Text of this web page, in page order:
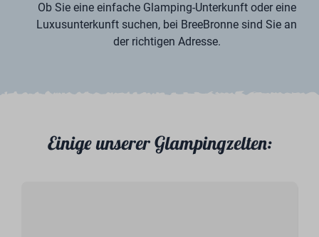
Ob Sie eine einfache Glamping-Unterkunft oder eine
Luxusunterkunft suchen, bei BreeBronne sind Sie an
der richtigen Adresse.
Einige unserer Glampingzelten: